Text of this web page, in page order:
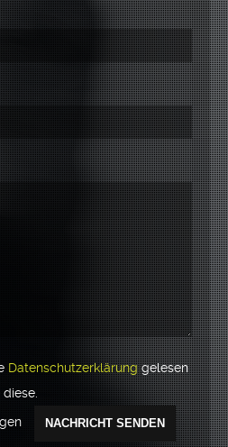
Datenschutzerklärunggelesen
Please leave this field empty.